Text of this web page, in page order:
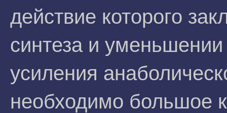
действие которого
синтеза и
усиления
необходимо большое